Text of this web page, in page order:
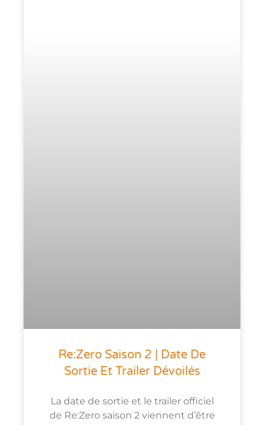
Re:Zero Saison 2 | Date De
Sortie Et Trailer Dévoilés
La date de sortie et le trailer officiel
de Re:Zero saison 2 viennent d’être